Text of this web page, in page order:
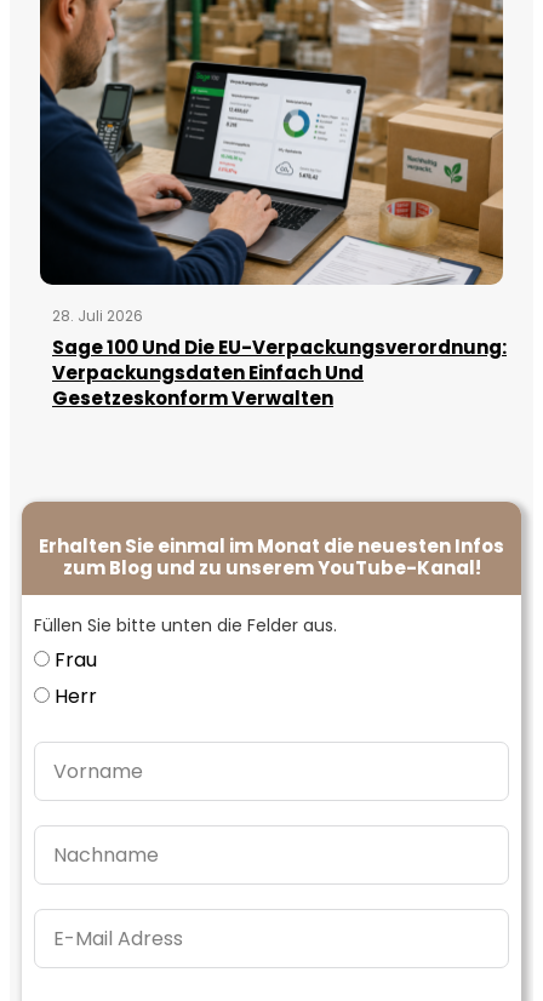
28. Juli 2026
Sage 100 Und Die EU-Verpackungsverordnung:
Verpackungsdaten Einfach Und
Gesetzeskonform Verwalten
Erhalten Sie einmal im Monat die neuesten Infos
zum Blog und zu unserem YouTube-Kanal!
Füllen Sie bitte unten die Felder aus.
Frau
Herr